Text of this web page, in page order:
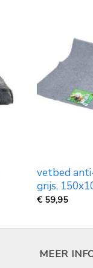
vetbed
grijs,
€ 59,95
MEER